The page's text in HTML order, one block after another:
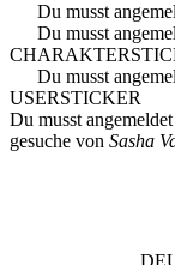
Du musst
Du musst
Du musst
USERSTICKER
Du musst
gesuche von Sasha